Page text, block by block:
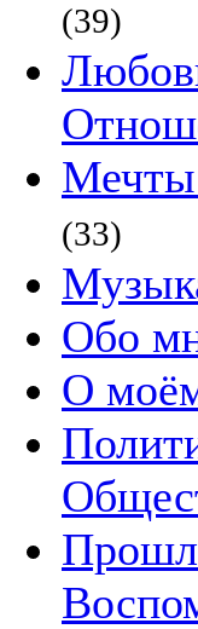
(39)
Мечты
(33)
Обо
О